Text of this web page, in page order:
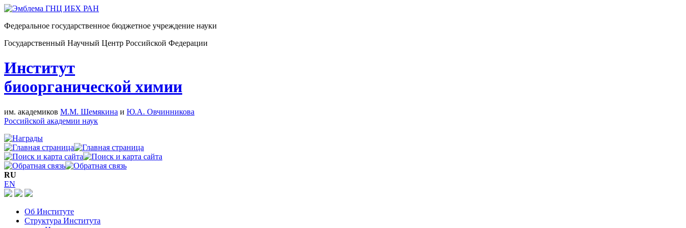
Федеральное государственное бюджетное учреждение науки
Государственный Научный Центр Российской Федерации
Институт
биоорганической химии
им. академиков М.М. Шемякина и Ю.А. Овчинникова
Российской академии наук
RU
EN
Об Институте
Структура Института